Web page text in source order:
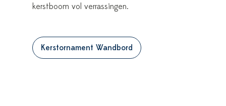
kerstboom vol verrassingen.
Kerstornament Wandbord